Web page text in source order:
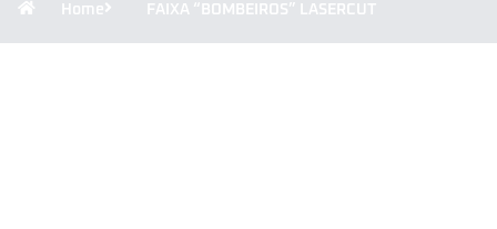
Home FAIXA “BOMBEIROS” LASERCUT